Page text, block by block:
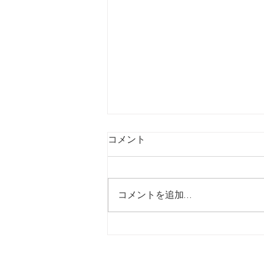
コメント
コメントを追加…